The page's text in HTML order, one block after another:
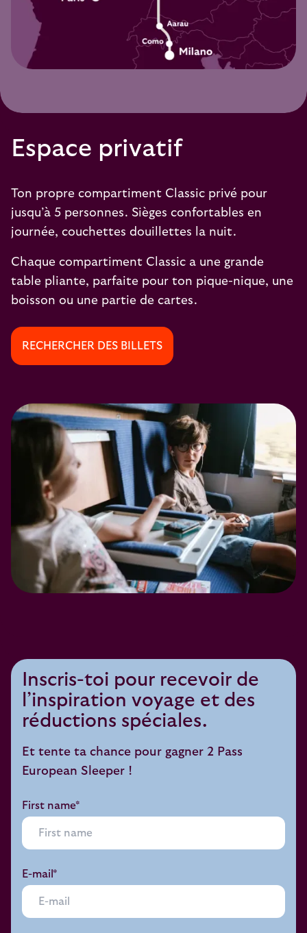
Espace privatif
Ton propre compartiment Classic privé pour
jusqu’à 5 personnes. Sièges confortables en
journée, couchettes douillettes la nuit.
Chaque compartiment Classic a une grande
table pliante, parfaite pour ton pique-nique, une
boisson ou une partie de cartes.
RECHERCHER DES BILLETS
Inscris-toi pour recevoir de
l’inspiration voyage et des
réductions spéciales.
Et tente ta chance pour gagner 2 Pass
European Sleeper !
First name*
E-mail*